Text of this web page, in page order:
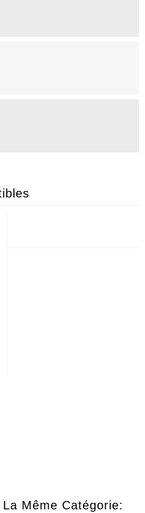
Même Catégorie: